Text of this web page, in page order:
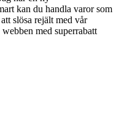
kan du handla varor som
slösa rejält med vår
med superrabatt